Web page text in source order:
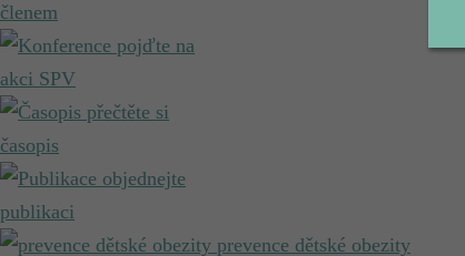
členem
pojďte na
akci SPV
přečtěte si
časopis
objednejte
publikaci
prevence dětské obezity